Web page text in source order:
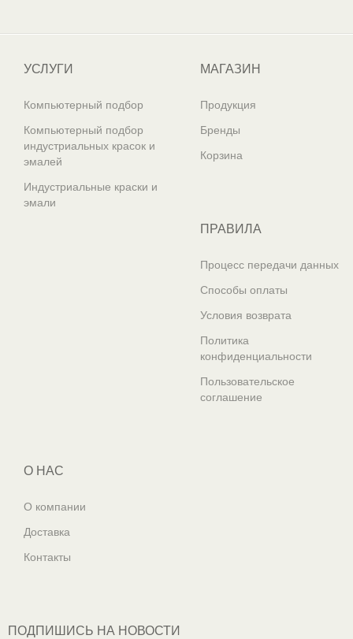
УСЛУГИ
Компьютерный подбор
Компьютерный подбор
индустриальных красок и
эмалей
Индустриальные краски и
эмали
МАГАЗИН
Продукция
Бренды
Корзина
ПРАВИЛА
Процесс передачи данных
Способы оплаты
Условия возврата
Политика
конфиденциальности
Пользовательское
соглашение
О НАС
О компании
Доставка
Контакты
ПОДПИШИСЬ НА НОВОСТИ